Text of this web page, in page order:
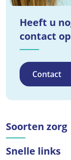
Heeft u
contact op
Contact
Soorten zorg
Snelle links